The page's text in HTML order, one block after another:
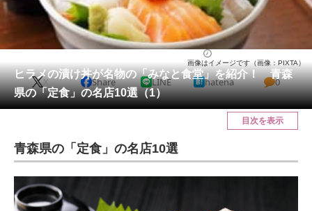
住まい 教育・育児
動物 リサーチ
会員記事
メディア
ITの今と未来を見通す
スマホと通信の最新トレンド
ヒラメの漬け丼が名物の「みなと食堂」を紹介！ 青森
県の「定食」の名店10選（1）
画像はイメージです（画像：PIXTA）
X Share LINE hatena 0
目次を表示
青森県の「定食」の名店10選